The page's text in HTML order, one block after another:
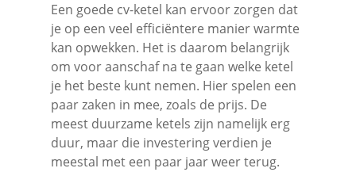
Een goede cv-ketel kan ervoor zorgen dat
je op een veel efficiëntere manier warmte
kan opwekken. Het is daarom belangrijk
om voor aanschaf na te gaan welke ketel
je het beste kunt nemen. Hier spelen een
paar zaken in mee, zoals de prijs. De
meest duurzame ketels zijn namelijk erg
duur, maar die investering verdien je
meestal met een paar jaar weer terug.